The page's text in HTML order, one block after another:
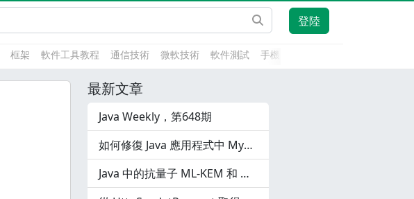
登陸
框架 軟件工具教程 通信技術 微軟技術 軟件測試 手機開發
最新文章
Java Weekly，第648期
如何修復 Java 應用程式中 MySQL 的通訊鏈路故障錯誤
Java 中的抗量子 ML-KEM 和 ML-DSA